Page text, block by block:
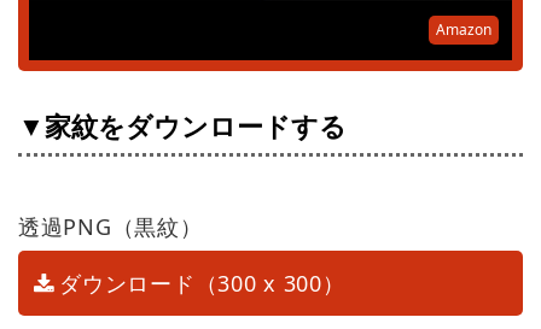
Amazon
▼家紋をダウンロードする
透過PNG（黒紋）
ダウンロード（300 x 300）